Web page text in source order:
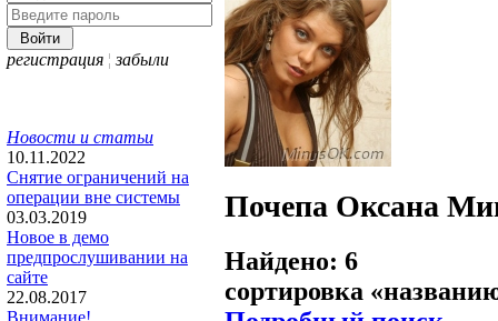
регистрация ¦ забыли
Новости и статьи
10.11.2022
Снятие ограничений на
операции вне системы
03.03.2019
Новое в демо
предпрослушивании на
сайте
22.08.2017
Внимание!
Почепа Оксана
Найдено: 6
сортировка «